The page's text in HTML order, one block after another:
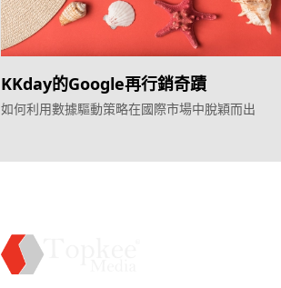
KKday的Google再行銷奇蹟
如何利用數據驅動策略在國際市場中脫穎而出